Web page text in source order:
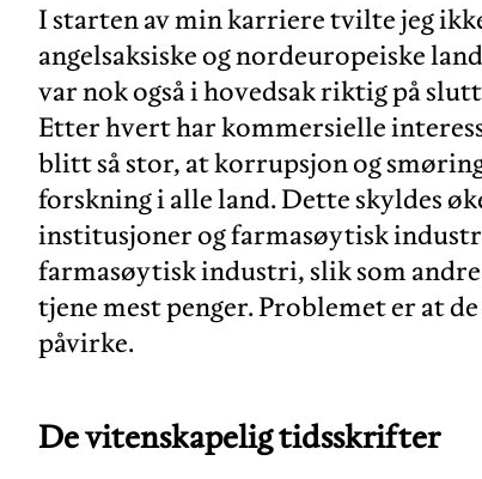
I starten av min karriere tvilte jeg
angelsaksiske og nordeuropeiske
var nok også i hovedsak riktig på
Etter hvert har kommersielle
blitt så stor, at korrupsjon og
forskning i alle land. Dette skyldes
institusjoner og farmasøytisk
farmasøytisk industri, slik som
tjene mest penger. Problemet er at
påvirke.
De vitenskapelig tidsskrifter